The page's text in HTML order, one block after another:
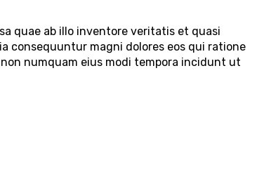
quae ab illo inventore veritatis et quasi
consequuntur magni dolores eos qui ratione
numquam eius modi tempora incidunt ut